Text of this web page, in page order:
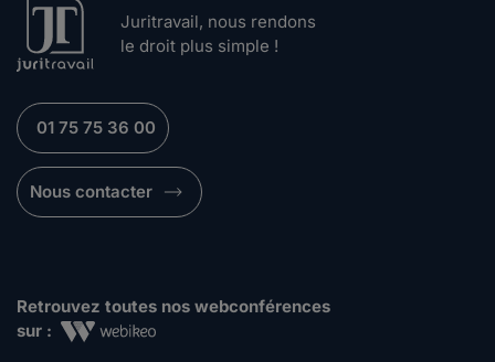
Juritravail, nous rendons
le droit plus simple !
01 75 75 36 00
Nous contacter
Retrouvez toutes nos webconférences
sur :